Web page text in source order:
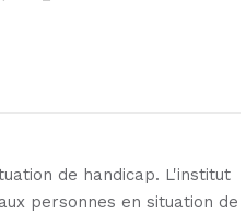
de handicap. L'institut
personnes en situation de